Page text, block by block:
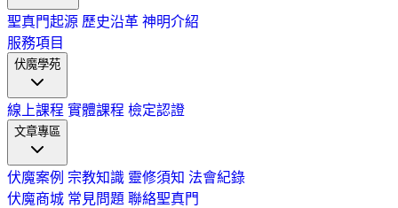
聖真門起源 歷史沿革 神明介紹
服務項目
伏魔學苑
線上課程 實體課程 檢定認證
文章專區
伏魔案例 宗教知識 靈修須知 法會紀錄
伏魔商城 常見問題 聯絡聖真門